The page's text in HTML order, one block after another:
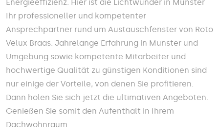
Energieeffizienz. Hier ist die Lichtwunder in Munster
Ihr professioneller und kompetenter
Ansprechpartner rund um Austauschfenster von Roto
Velux Braas. Jahrelange Erfahrung in Munster und
Umgebung sowie kompetente Mitarbeiter und
hochwertige Qualität zu günstigen Konditionen sind
nur einige der Vorteile, von denen Sie profitieren.
Dann holen Sie sich jetzt die ultimativen Angeboten.
Genießen Sie somit den Aufenthalt in Ihrem
Dachwohnraum.